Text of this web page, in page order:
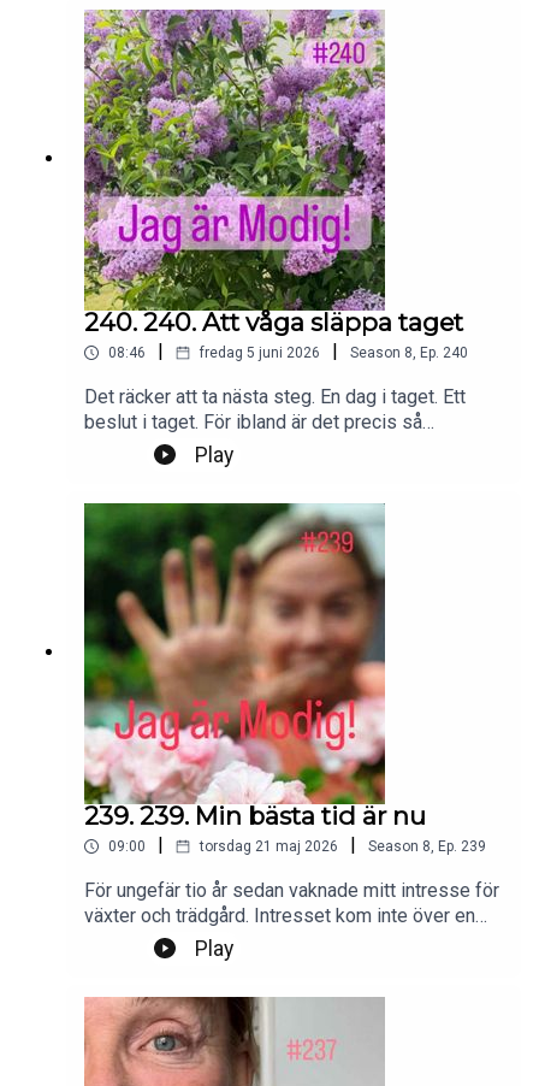
240. 240. Att våga släppa taget
08:46 fredag 5 juni 2026 Season 8, Ep. 240
Det räcker att ta nästa steg. En dag i taget. Ett
beslut i taget. För ibland är det precis så
förändring ser ut. Som många små steg som
tillsammans tar oss vidare.Foto: PrivatProduktion,
redigering och klipp: Heli BrewitzMusik: Lic. NEO
SoundsKontakt podcast:
jagarmodig@gmail.comFölj oss:
instagram.com/jagarmodig/
Play
239. 239. Min bästa tid är nu
09:00 torsdag 21 maj 2026 Season 8, Ep. 239
För ungefär tio år sedan vaknade mitt intresse för
växter och trädgård. Intresset kom inte över en
natt. Det smög sig på försiktigt.Foto:
PrivatProduktion, redigering och klipp: Heli
BrewitzMusik: Lic. NEO SoundsKontakt podcast:
jagarmodig@gmail.comFölj oss:
instagram.com/jagarmodig/
Play